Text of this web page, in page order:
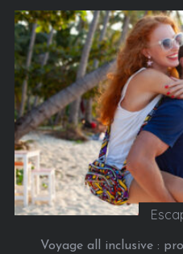
r
i
e
s
Voyage all inclusive :